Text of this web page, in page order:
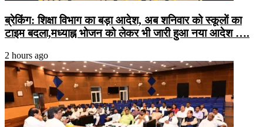
ब्रेकिंग: शिक्षा विभाग का बड़ा आदेश, अब शनिवार को स्कूलों का
टाइम बदला,मध्याह्न भोजन को लेकर भी जारी हुआ नया आदेश ….
2 hours ago